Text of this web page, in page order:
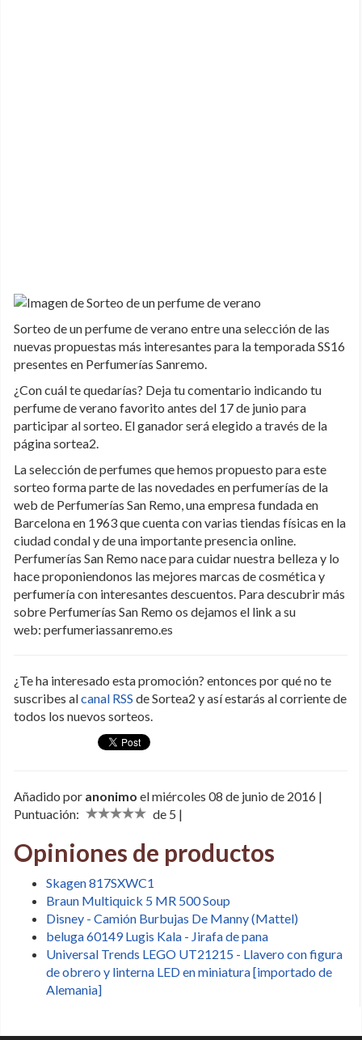
Sorteo de un perfume de verano entre una selección de las
nuevas propuestas más interesantes para la temporada SS16
presentes en Perfumerías Sanremo.
¿Con cuál te quedarías? Deja tu comentario indicando tu
perfume de verano favorito antes del 17 de junio para
participar al sorteo. El ganador será elegido a través de la
página sortea2.
La selección de perfumes que hemos propuesto para este
sorteo forma parte de las novedades en perfumerías de la
web de Perfumerías San Remo, una empresa fundada en
Barcelona en 1963 que cuenta con varias tiendas físicas en la
ciudad condal y de una importante presencia online.
Perfumerías San Remo nace para cuidar nuestra belleza y lo
hace proponiendonos las mejores marcas de cosmética y
perfumería con interesantes descuentos. Para descubrir más
sobre Perfumerías San Remo os dejamos el link a su
web: perfumeriassanremo.es
¿Te ha interesado esta promoción? entonces por qué no te
suscribes alcanal RSS de Sortea2 y así estarás al corriente de
todos los nuevos sorteos.
Añadido por anonimo el miércoles 08 de junio de 2016 |
Puntuación:
de 5 |
Opiniones de productos
Skagen 817SXWC1
Braun Multiquick 5 MR 500 Soup
Disney - Camión Burbujas De Manny (Mattel)
beluga 60149 Lugis Kala - Jirafa de pana
Universal Trends LEGO UT21215 - Llavero con figura
de obrero y linterna LED en miniatura [importado de
Alemania]